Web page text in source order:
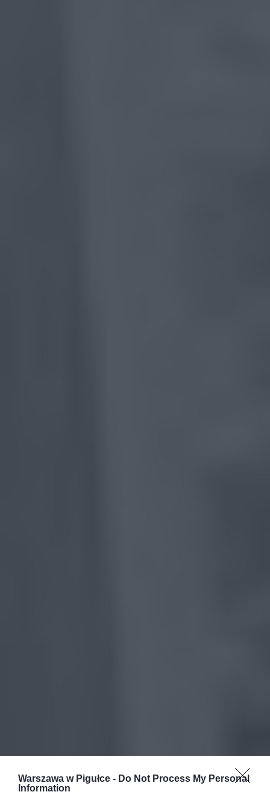
Warszawa w Pigułce - Do Not Process My Personal
Information